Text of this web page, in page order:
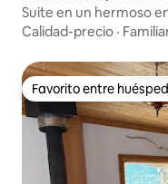
Suite en un hermoso
Calidad-precio ·
Favorito entre
Favorito entre